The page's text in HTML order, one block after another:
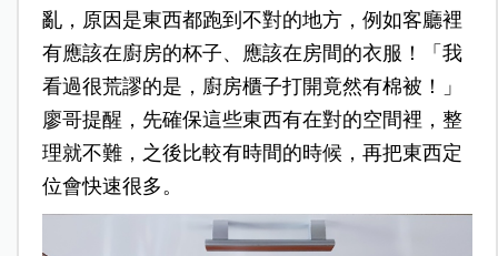
亂，原因是東西都跑到不對的地方，例如客廳裡
有應該在廚房的杯子、應該在房間的衣服！「我
看過很荒謬的是，廚房櫃子打開竟然有棉被！」
廖哥提醒，先確保這些東西有在對的空間裡，整
理就不難，之後比較有時間的時候，再把東西定
位會快速很多。